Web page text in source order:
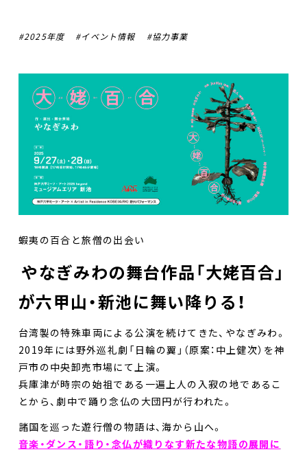
2025年度 イベント情報 協力事業
蝦夷の百合と旅僧の出会い
やなぎみわの舞台作品「大姥百合」
が六甲山・新池に舞い降りる！
台湾製の特殊車両による公演を続けてきた、やなぎみわ。
2019年には野外巡礼劇「日輪の翼」（原案：中上健次）を神
戸市の中央卸売市場にて上演。
兵庫津が時宗の始祖である一遍上人の入寂の地であるこ
とから、劇中で踊り念仏の大団円が行われた。
諸国を巡った遊行僧の物語は、海から山へ。
音楽・ダンス・語り・念仏が織りなす新たな物語の展開に